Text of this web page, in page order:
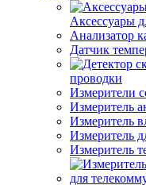
Аксессуары
Анализатор
Датчик
проводки
Измерители
Измеритель
Измеритель
Измеритель
Измеритель